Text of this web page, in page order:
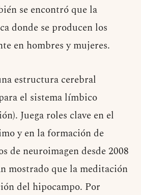
se encontró que la
donde se producen los
en hombres y mujeres.
estructura cerebral
el sistema límbico
Juega roles clave en el
y en la formación de
de neuroimagen desde 2008
mostrado que la meditación
del hipocampo. Por